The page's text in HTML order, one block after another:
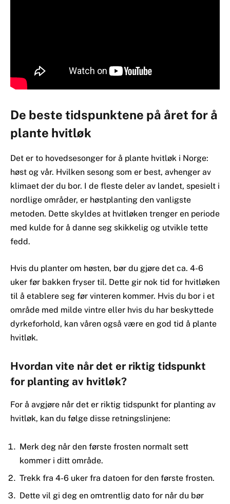
De beste tidspunktene på året for å
plante hvitløk
Det er to hovedsesonger for å plante hvitløk i Norge:
høst og vår. Hvilken sesong som er best, avhenger av
klimaet der du bor. I de fleste deler av landet, spesielt i
nordlige områder, er høstplanting den vanligste
metoden. Dette skyldes at hvitløken trenger en periode
med kulde for å danne seg skikkelig og utvikle tette
fedd.
Hvis du planter om høsten, bør du gjøre det ca. 4-6
uker før bakken fryser til. Dette gir nok tid for hvitløken
til å etablere seg før vinteren kommer. Hvis du bor i et
område med milde vintre eller hvis du har beskyttede
dyrkeforhold, kan våren også være en god tid å plante
hvitløk.
Hvordan vite når det er riktig tidspunkt
for planting av hvitløk?
For å avgjøre når det er riktig tidspunkt for planting av
hvitløk, kan du følge disse retningslinjene:
Merk deg når den første frosten normalt sett
kommer i ditt område.
Trekk fra 4-6 uker fra datoen for den første frosten.
Dette vil gi deg en omtrentlig dato for når du bør